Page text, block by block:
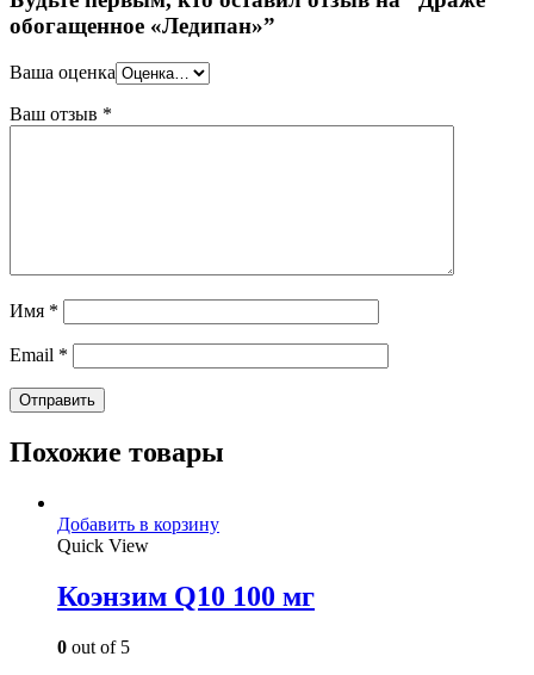
обогащенное «Ледипан»”
Ваша оценка
Ваш отзыв *
Имя *
Email *
Похожие товары
Добавить в корзину
Quick View
Коэнзим Q10 100 мг
0 out of 5